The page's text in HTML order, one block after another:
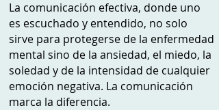
La comunicación efectiva, donde uno
es escuchado y entendido, no solo
sirve para protegerse de la enfermedad
mental sino de la ansiedad, el miedo, la
soledad y de la intensidad de cualquier
emoción negativa. La comunicación
marca la diferencia.